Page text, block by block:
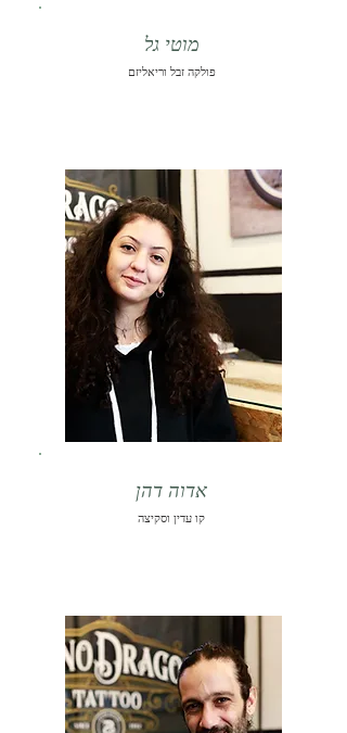
מוטי גל
פולקה זבל וריאליזם
אדוה דהן
קו עדין וסקיצה